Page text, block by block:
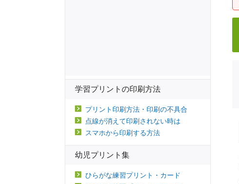
学習プリントの印刷方法
プリント印刷方法・印刷の不具合
点線が消えて印刷されない時は
スマホから印刷する方法
幼児プリント集
ひらがな練習プリント・カード